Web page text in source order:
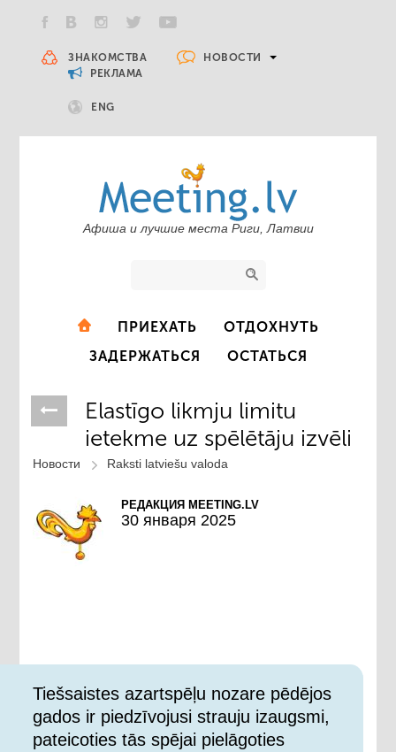
ЗНАКОМСТВА
НОВОСТИ
РЕКЛАМА
ENG
Афиша и лучшие места Риги, Латвии
ПРИЕХАТЬ
ОТДОХНУТЬ
ЗАДЕРЖАТЬСЯ
ОСТАТЬСЯ
Elastīgo likmju limitu
ietekme uz spēlētāju izvēli
Новости Raksti latviešu valoda
РЕДАКЦИЯ MEETING.LV
30 января 2025
Tiešsaistes azartspēļu nozare pēdējos
gados ir piedzīvojusi strauju izaugsmi,
pateicoties tās spējai pielāgoties